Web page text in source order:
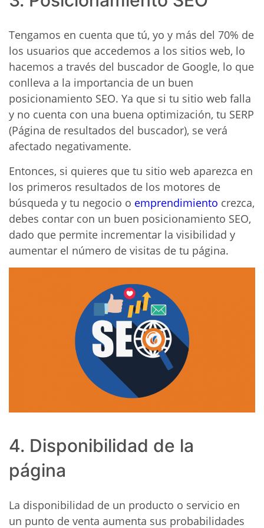
Tengamos en cuenta que tú, yo y más del 70% de
los usuarios que accedemos a los sitios web, lo
hacemos a través del buscador de Google, lo que
conlleva a la importancia de un buen
posicionamiento SEO. Ya que si tu sitio web falla
y no cuenta con una buena optimización, tu SERP
(Página de resultados del buscador), se verá
afectado negativamente.
Entonces, si quieres que tu sitio web aparezca en
los primeros resultados de los motores de
búsqueda y tu negocio o emprendimiento crezca,
debes contar con un buen posicionamiento SEO,
dado que permite incrementar la visibilidad y
aumentar el número de visitas de tu página.
4. Disponibilidad de la
página
La disponibilidad de un producto o servicio en
un punto de venta aumenta sus probabilidades